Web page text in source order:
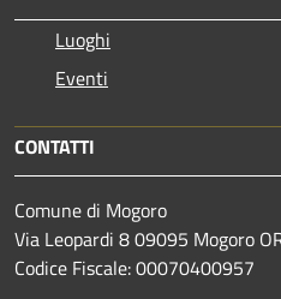
Luoghi
Eventi
CONTATTI
Comune di Mogoro
Via Leopardi 8 09095 Mogoro
Codice Fiscale: 00070400957